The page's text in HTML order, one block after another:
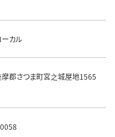
カル
郡さつま町宮之城屋地1565